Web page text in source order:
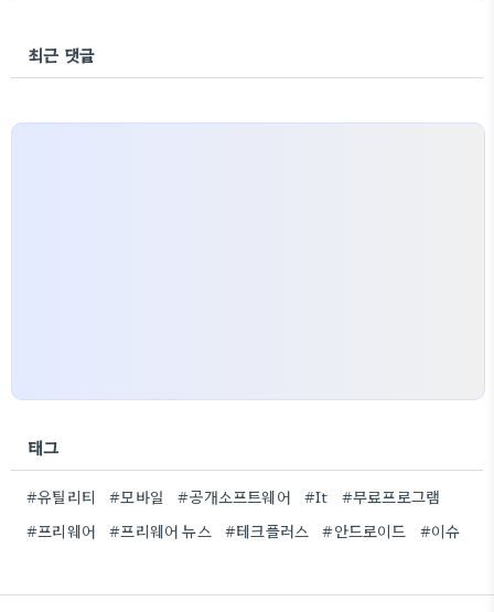
최근 댓글
태그
#유틸리티 #모바일 #공개소프트웨어 #It
#무료프로그램
#프리웨어
#프리웨어 뉴스 #테크플러스 #안드로이드 #이슈